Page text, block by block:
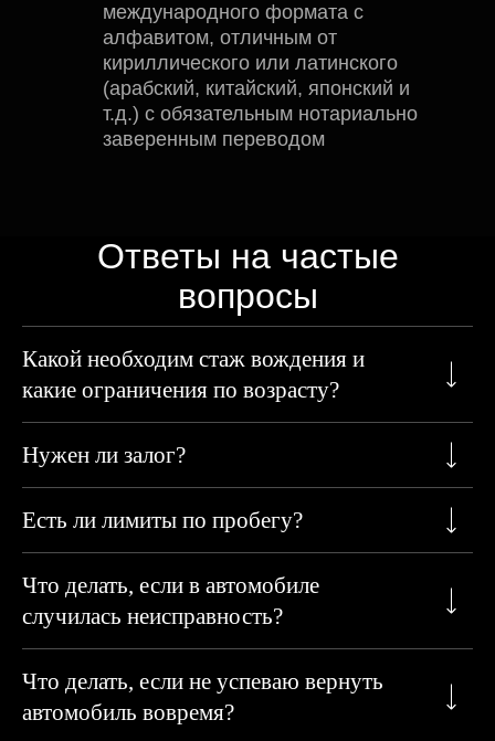
международного формата с
алфавитом, отличным от
кириллического или латинского
(арабский, китайский, японский и
т.д.) с обязательным нотариально
заверенным переводом
Ответы на частые
вопросы
Какой необходим стаж вождения и
какие ограничения по возрасту?
Нужен ли залог?
Есть ли лимиты по пробегу?
Что делать, если в автомобиле
случилась неисправность?
Что делать, если не успеваю вернуть
автомобиль вовремя?